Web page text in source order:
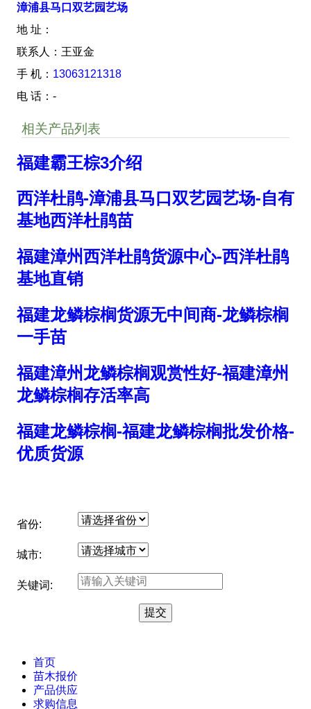
漳浦县马口双艺园艺场
地 址：
联系人：王亚金
手 机： 13063121318
电 话：-
相关产品列表
福建霸王棕3介绍
西洋杜鹃-漳浦县马口双艺园艺场-自有
基地西洋杜鹃苗
福建漳州西洋杜鹃货源中心-西洋杜鹃
基地直销
福建龙鳞棕榈货源无中间商-龙鳞棕榈
一手苗
福建漳州龙鳞棕榈观赏性好-福建漳州
龙鳞棕榈存活率高
福建龙鳞棕榈-福建龙鳞棕榈批发价格-
优质货源
省份:
城市:
关键词:
首页
苗木报价
产品供应
求购信息